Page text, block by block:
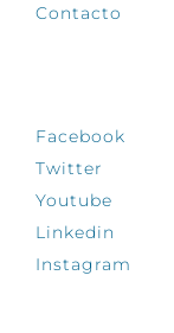
Contacto
Facebook
Twitter
Youtube
Linkedin
Instagram